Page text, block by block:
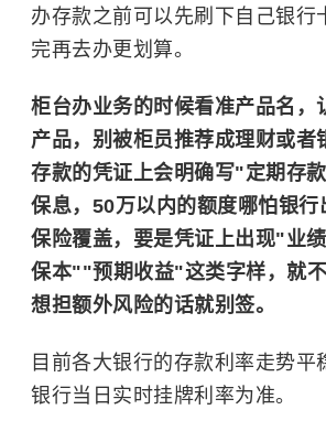
办存款之前可以先刷下自己银行
完再去办更划算。
柜台办业务的时候看准产品名，
产品，别被柜员推荐成理财或者
存款的凭证上会明确写"定期存
保息，50万以内的额度哪怕银行
保险覆盖，要是凭证上出现"业
保本""预期收益"这类字样，就
想担额外风险的话就别签。
目前各大银行的存款利率走势平
银行当日实时挂牌利率为准。